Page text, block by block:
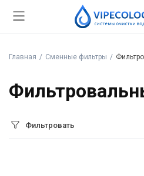
Главная Сменные фильтры
Фильтровать